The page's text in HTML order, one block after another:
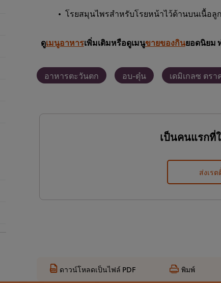
โรยสมุนไพรสำหรับโรยหน้าไว้ด้านบนเนื้อ
ดูเมนูอาหารเพิ่มเติมหรือดูเมนูขายของกินยอดนิยม
อาหารตะวันตก อบ-ตุ๋น เดมิเกลซ ตร
เป็นคนแรกที่
ส่งเรต
ดาวน์โหลดเป็นไฟล์ PDF พิมพ์